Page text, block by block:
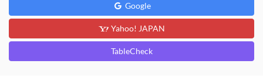
Google
Yahoo! JAPAN
TableCheck